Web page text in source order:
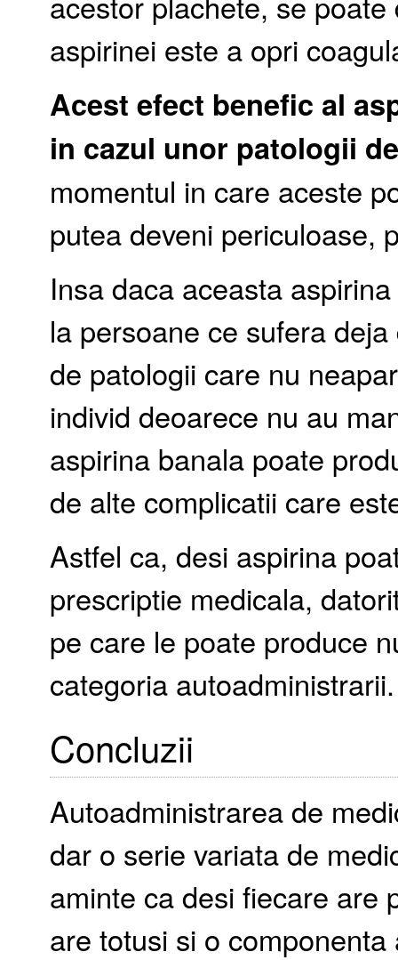
aspirinei este a opri
Acest efect benefic al
in cazul unor patologii
momentul in care aceste
putea deveni periculoase,
Insa daca aceasta
la persoane ce sufera
de patologii care nu
individ deoarece nu au
aspirina banala poate
de alte complicatii care
Astfel ca, desi aspirina
prescriptie medicala,
pe care le poate produce
categoria autoadministrarii.
Concluzii
Autoadministrarea de
dar o serie variata de
aminte ca desi fiecare are
are totusi si o